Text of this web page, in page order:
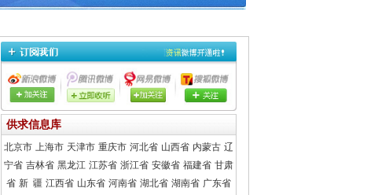
供求信息库
北京市 上海市 天津市 重庆市 河北省 山西省 内蒙古 辽
宁省 吉林省 黑龙江 江苏省 浙江省 安徽省 福建省 甘肃
省 新 疆 江西省 山东省 河南省 湖北省 湖南省 广东省